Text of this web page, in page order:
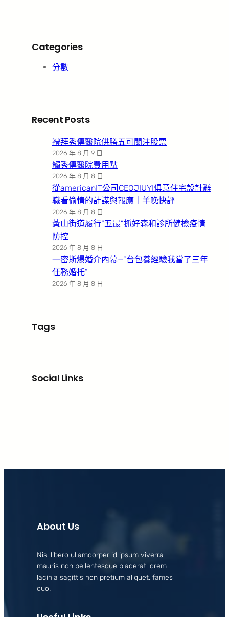
Categories
分數
Recent Posts
禮拜秀傳醫院供膳五可關注股票
2026 年 8 月 9 日
觸秀傳醫院費用點
2026 年 8 月 8 日
從americanIT公司CEOJIUYI俱意住宅設計辭
職看偷情的計謀與報應｜羊晚快評
2026 年 8 月 8 日
黃山街道履行“五最”抓好森和診所健檢疫情
防控
2026 年 8 月 8 日
一密斯爆婚介內幕—”台包養經驗我當了三年
任務婚托”
2026 年 8 月 8 日
Tags
Social Links
About Us
Nisl libero ullamcorper id ipsum viverra
mauris non pellentesque placerat lorem
lacinia sagittis non pretium aliquet, fames
quo.